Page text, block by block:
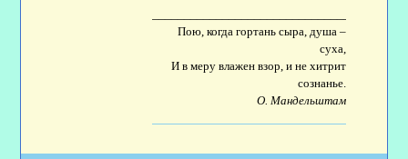
Пою, когда гортань сыра, душа –
суха,
И в меру влажен взор, и не хитрит
сознанье.
О. Мандельштам